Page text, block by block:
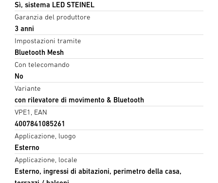
Sì, sistema LED STEINEL
Garanzia del produttore
3 anni
Impostazioni tramite
Bluetooth Mesh
Con telecomando
No
Variante
con rilevatore di movimento & Bluetooth
VPE1, EAN
4007841085261
Applicazione, luogo
Esterno
Applicazione, locale
Esterno, ingressi di abitazioni, perimetro della casa,